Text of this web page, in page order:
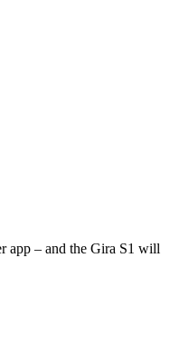
app – and the Gira S1 will